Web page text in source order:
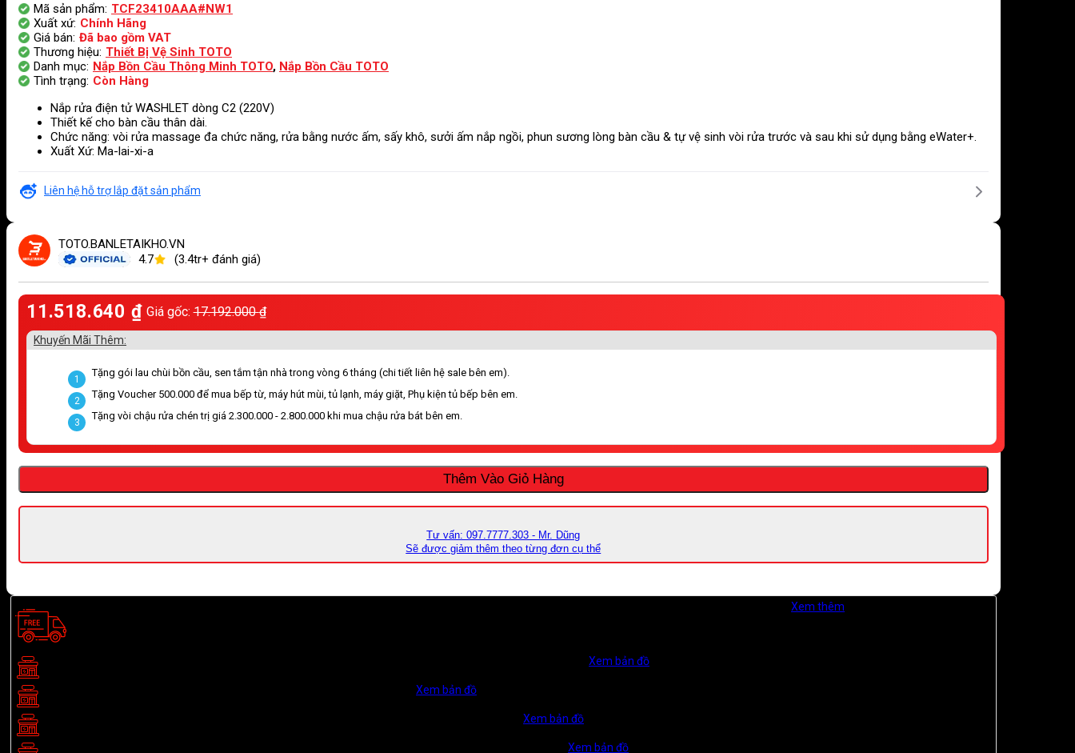
Mã sản phẩm: TCF23410AAA#NW1
Xuất xứ: Chính Hãng
Giá bán: Đã bao gồm VAT
Thương hiệu: Thiết Bị Vệ Sinh TOTO
Danh mục: Nắp Bồn Cầu Thông Minh TOTO, Nắp Bồn Cầu TOTO
Tình trạng: Còn Hàng
Nắp rửa điện tử WASHLET dòng C2 (220V)
Thiết kế cho bàn cầu thân dài.
Chức năng: vòi rửa massage đa chức năng, rửa bằng nước ấm, sấy khô, sưởi ấm nắp ngồi, phun sương lòng bàn cầu & tự vệ sinh vòi rửa trước và sau khi sử dụng bằng eWater+.
Xuất Xứ: Ma-lai-xi-a
Liên hệ hỗ trợ lắp đặt sản phẩm
TOTO.BANLETAIKHO.VN
4.7
(3.4tr+ đánh giá)
11.518.640 ₫ Giá gốc: 17.192.000₫
Khuyến Mãi Thêm:
1
Tặng gói lau chùi bồn cầu, sen tắm tận nhà trong vòng 6 tháng (chi tiết liên hệ sale bên em).
2
Tặng Voucher 500.000 để mua bếp từ, máy hút mùi, tủ lạnh, máy giặt, Phụ kiện tủ bếp bên em.
3
Tặng vòi chậu rửa chén trị giá 2.300.000 - 2.800.000 khi mua chậu rửa bát bên em.
Thêm Vào Giỏ Hàng
Tư vấn: 097.7777.303 - Mr. Dũng
Sẽ được giảm thêm theo từng đơn cụ thể
Xem thêm
Xem bản đồ
Xem bản đồ
Xem bản đồ
Xem bản đồ